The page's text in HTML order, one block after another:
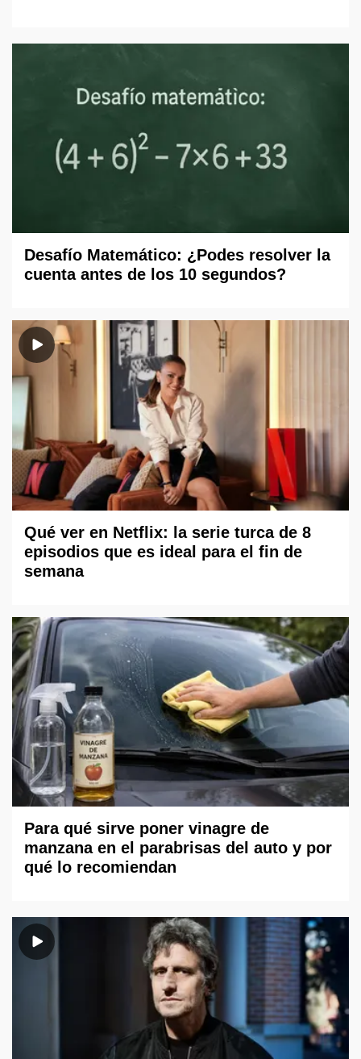
Desafío Matemático: ¿Podes resolver la
cuenta antes de los 10 segundos?
Qué ver en Netflix: la serie turca de 8
episodios que es ideal para el fin de
semana
Para qué sirve poner vinagre de
manzana en el parabrisas del auto y por
qué lo recomiendan